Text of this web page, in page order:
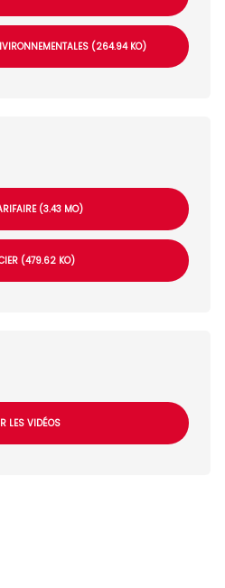
(264.94 KO)
(3.43 MO)
(479.62 KO)
LES VIDÉOS